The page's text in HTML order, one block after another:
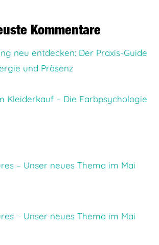
Kommentare
neu entdecken: Der Praxis-Guide
und Präsenz
Kleiderkauf – Die Farbpsychologie
– Unser neues Thema im Mai
– Unser neues Thema im Mai